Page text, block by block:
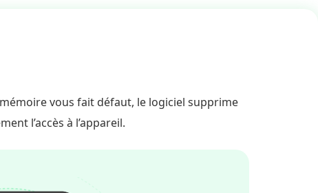
vous fait défaut, le logiciel supprime
l’accès à l’appareil.